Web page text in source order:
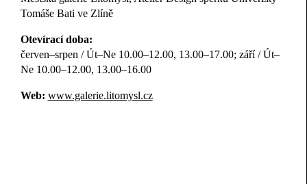
Tomáše Bati ve Zlíně
Otevírací doba:
červen–srpen / Út–Ne 10.00–12.00, 13.00–17.00; září / Út–
Ne 10.00–12.00, 13.00–16.00
Web: www.galerie.litomysl.cz